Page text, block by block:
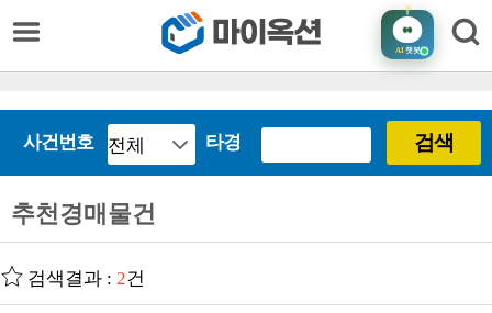
AI챗봇
사건번호 타경 검색
추천경매물건
검색결과 : 2건